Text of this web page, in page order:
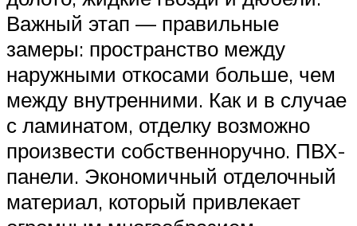
Важный этап — правильные
замеры: пространство между
наружными откосами больше, чем
между внутренними. Как и в случае
с ламинатом, отделку возможно
произвести собственноручно. ПВХ-
панели. Экономичный отделочный
материал, который привлекает